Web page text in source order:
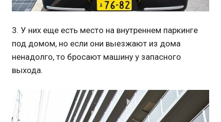
3. У них еще есть место на внутреннем паркинге
под домом, но если они выезжают из дома
ненадолго, то бросают машину у запасного
выхода.